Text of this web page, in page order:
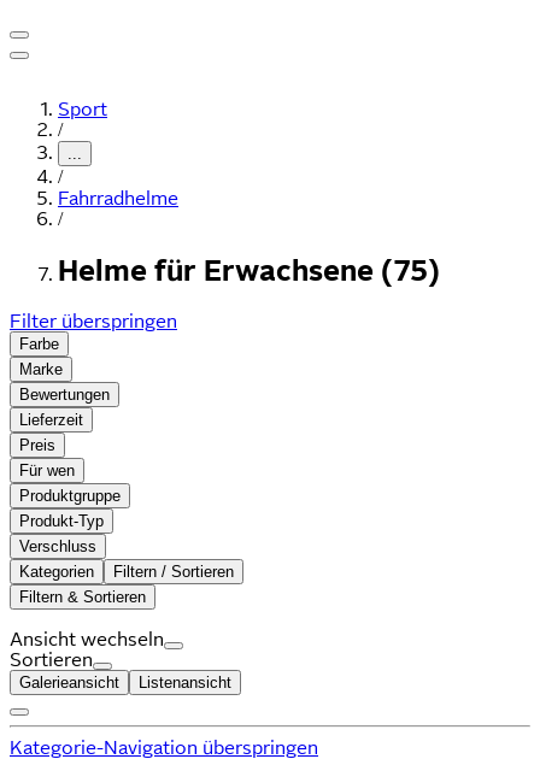
Sport
/
...
/
Fahrradhelme
/
Helme für Erwachsene (75)
Filter überspringen
Farbe
Marke
Bewertungen
Lieferzeit
Preis
Für wen
Produktgruppe
Produkt-Typ
Verschluss
Kategorien
Filtern / Sortieren
Filtern & Sortieren
Ansicht wechseln
Sortieren
Galerieansicht Listenansicht
Kategorie-Navigation überspringen